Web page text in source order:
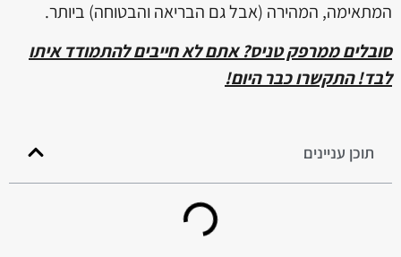
המתאימה, המהירה (אבל גם הבריאה והבטוחה) ביותר.
סובלים ממרפק טניס? אתם לא חייבים להתמודד איתו
לבד! התקשרו כבר היום!
תוכן עניינים